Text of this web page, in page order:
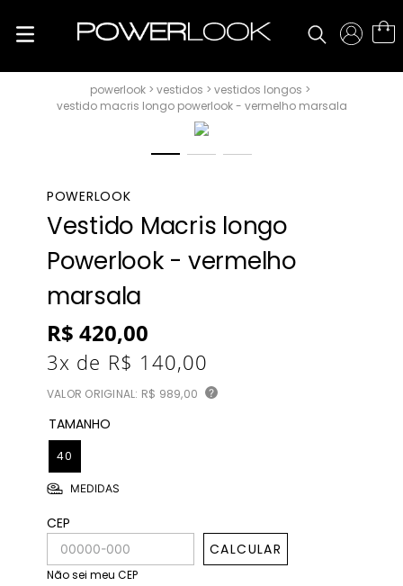
vestidos
vestidos longos
vestido macris longo powerlook - vermelho marsala
POWERLOOK
Vestido Macris longo
Powerlook - vermelho
marsala
R$ 420,00
3x de R$ 140,00
VALOR ORIGINAL: R$ 989,00 ?
TAMANHO
40
MEDIDAS
CEP
CALCULAR
Não sei meu CEP